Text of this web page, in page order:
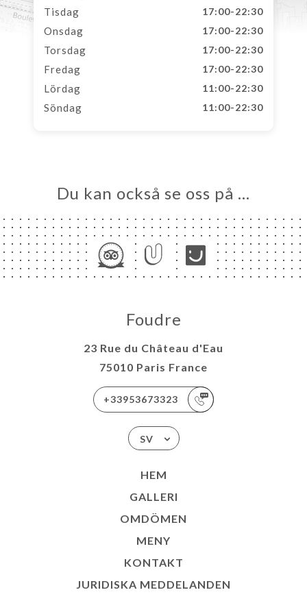
Tisdag 17:00-22:30
Onsdag 17:00-22:30
Torsdag 17:00-22:30
Fredag 17:00-22:30
Lördag 11:00-22:30
Söndag 11:00-22:30
Du kan också se oss på …
Foudre
23 Rue du Château d'Eau
75010 Paris France
+33953673323
SV
HEM
GALLERI
OMDÖMEN
MENY
KONTAKT
JURIDISKA MEDDELANDEN